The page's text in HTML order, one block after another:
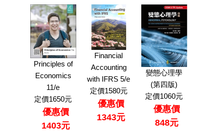
Principles of
Economics
11/e
定價1650元
優惠價
1403元
Financial
Accounting
with IFRS 5/e
定價1580元
優惠價
1343元
變態心理學
(第四版)
定價1060元
優惠價
848元